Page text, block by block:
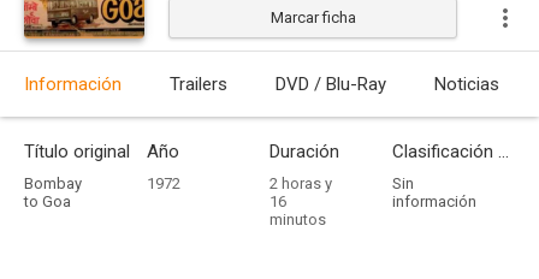
Marcar ficha
Información Trailers DVD / Blu-Ray Noticias
Título original
Bombay
to Goa
Año
1972
Duración
2 horas y
16
minutos
Clasificación por edades
Sin
información